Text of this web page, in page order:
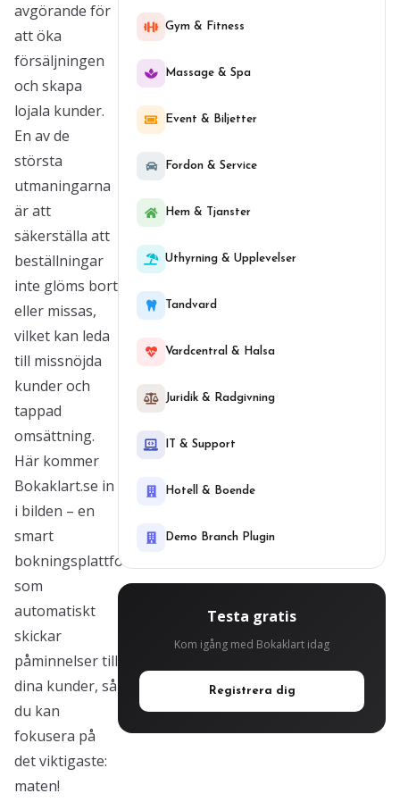
avgörande för
att öka
försäljningen
och skapa
lojala kunder.
En av de
största
utmaningarna
är att
säkerställa att
beställningar
inte glöms bort
eller missas,
vilket kan leda
till missnöjda
kunder och
tappad
omsättning.
Här kommer
Bokaklart.se in
i bilden – en
smart
bokningsplattform
som
automatiskt
skickar
påminnelser till
dina kunder, så
du kan
fokusera på
det viktigaste:
maten!
Gym & Fitness
Massage & Spa
Event & Biljetter
Fordon & Service
Hem & Tjanster
Uthyrning & Upplevelser
Tandvard
Vardcentral & Halsa
Juridik & Radgivning
IT & Support
Hotell & Boende
Demo Branch Plugin
Testa gratis
Kom igång med Bokaklart idag
Registrera dig